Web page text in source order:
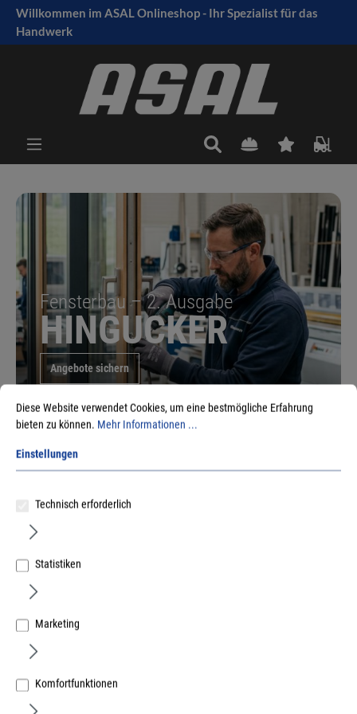
springen
Willkommen im ASAL Onlineshop - Ihr Spezialist für das
Handwerk
Fensterbau – 2. Ausgabe
HINGUCKER
Angebote sichern
Vielfalt fürs Handwerk -
Keku – Das Original
Diese Website verwendet Cookies, um eine bestmögliche Erfahrung
bieten zu können. Mehr Informationen ...
Einstellungen
Technisch erforderlich
Statistiken
Marketing
Komfortfunktionen